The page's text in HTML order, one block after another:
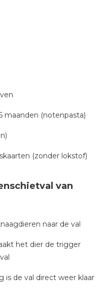
maanden (notenpasta)
(zonder lokstof)
van
naar de val
het dier de trigger
is de val direct weer klaar